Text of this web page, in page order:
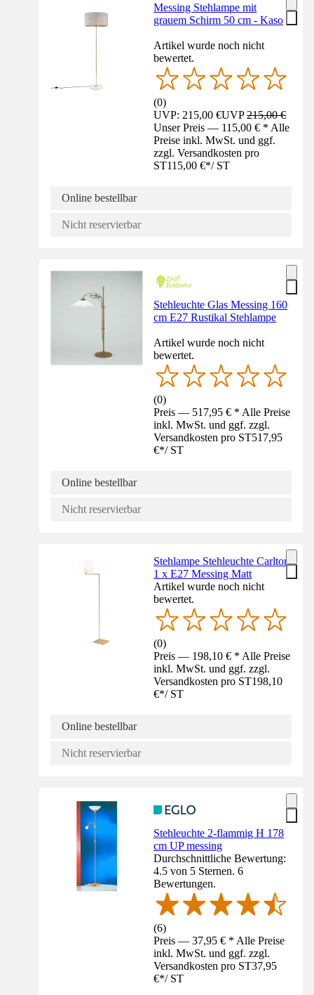
Messing Stehlampe mit
grauem Schirm 50 cm - Kaso
Artikel wurde noch nicht
bewertet.
(0)
UVP: 215,00 €UVP215,00 €
Unser Preis — 115,00 € * Alle
Preise inkl. MwSt. und ggf.
zzgl. Versandkosten pro
ST115,00 €*/ ST
Online bestellbar
Nicht reservierbar
Stehleuchte Glas Messing 160
cm E27 Rustikal Stehlampe
Artikel wurde noch nicht
bewertet.
(0)
Preis — 517,95 € * Alle Preise
inkl. MwSt. und ggf. zzgl.
Versandkosten pro ST517,95
€*/ ST
Online bestellbar
Nicht reservierbar
Stehlampe Stehleuchte Carlton
1 x E27 Messing Matt
Artikel wurde noch nicht
bewertet.
(0)
Preis — 198,10 € * Alle Preise
inkl. MwSt. und ggf. zzgl.
Versandkosten pro ST198,10
€*/ ST
Online bestellbar
Nicht reservierbar
Stehleuchte 2-flammig H 178
cm UP messing
Durchschnittliche Bewertung:
4.5 von 5 Sternen. 6
Bewertungen.
(6)
Preis — 37,95 € * Alle Preise
inkl. MwSt. und ggf. zzgl.
Versandkosten pro ST37,95
€*/ ST